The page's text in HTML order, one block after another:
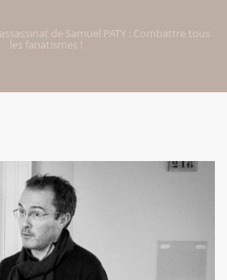
de Samuel PATY : Combattre tous
les fanatismes !